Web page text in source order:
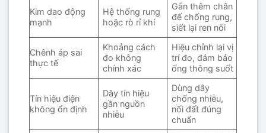
Kim dao động
mạnh
Hệ thống rung
hoặc rò rỉ khí
Gắn thêm chân
đế chống rung,
siết lại ren nối
Chênh áp sai
thực tế
Khoảng cách
đo không
chính xác
Hiệu chỉnh lại vị
trí đo, đảm bảo
ống thông suốt
Tín hiệu điện
không ổn định
Dây tín hiệu
gần nguồn
nhiễu
Dùng dây
chống nhiễu,
nối đất đúng
chuẩn